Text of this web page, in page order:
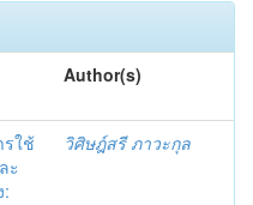
Author(s)
ใช้
ะ
วิศิษฎ์สรี ภาวะกุล